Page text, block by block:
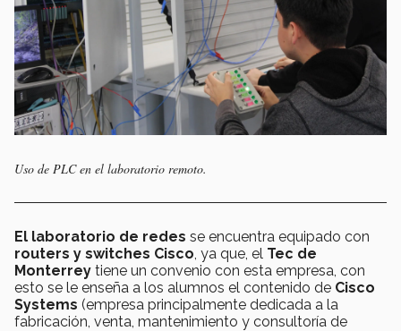
Uso de PLC en el laboratorio remoto.
El laboratorio de redes se encuentra equipado con
routers y switches Cisco, ya que, el Tec de
Monterrey tiene un convenio con esta empresa, con
esto se le enseña a los alumnos el contenido de Cisco
Systems (empresa principalmente dedicada a la
fabricación, venta, mantenimiento y consultoría de